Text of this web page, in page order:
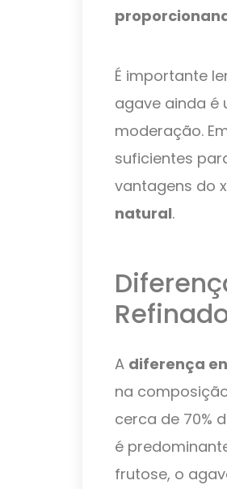
É importante
agave ainda é
moderação.
suficientes
vantagens do
natural.
A diferença
na
cerca de 70%
é
frutose, o